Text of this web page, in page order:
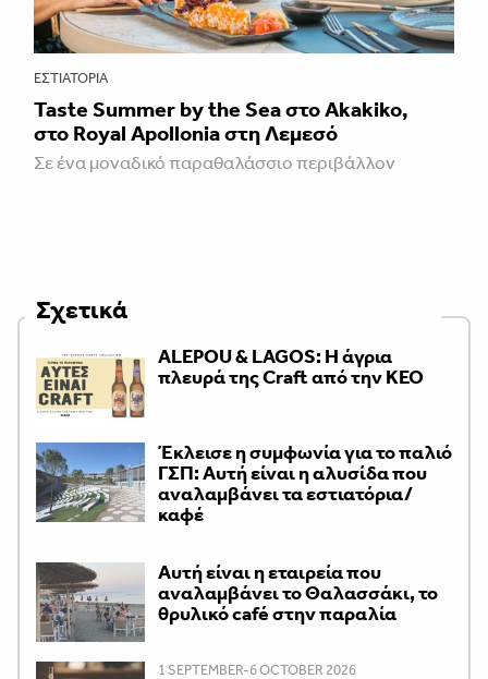
ΕΣΤΙΑΤΌΡΙΑ
Taste Summer by the Sea στο Akakiko,
στο Royal Apollonia στη Λεμεσό
Σε ένα μοναδικό παραθαλάσσιο περιβάλλον
Σχετικά
ALEPOU & LAGOS: Η άγρια
πλευρά της Craft από την ΚΕΟ
Έκλεισε η συμφωνία για το παλιό
ΓΣΠ: Αυτή είναι η αλυσίδα που
αναλαμβάνει τα εστιατόρια/
καφέ
Αυτή είναι η εταιρεία που
αναλαμβάνει το Θαλασσάκι, το
θρυλικό café στην παραλία
1 SEPTEMBER-6 OCTOBER 2026